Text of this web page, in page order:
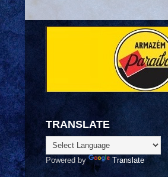
TRANSLATE
Powered by Translate